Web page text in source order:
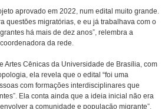
aprovado em 2022, num edital muito grande.
questões migratórias, e eu já trabalhava com o
há mais de dez anos”, relembra a
coordenadora da rede.
Artes Cênicas da Universidade de Brasília, com
ela revela que o edital “foi uma
com formações interdisciplinares que
Ela conta ainda que a ideia inicial não era
a comunidade e população migrante”.